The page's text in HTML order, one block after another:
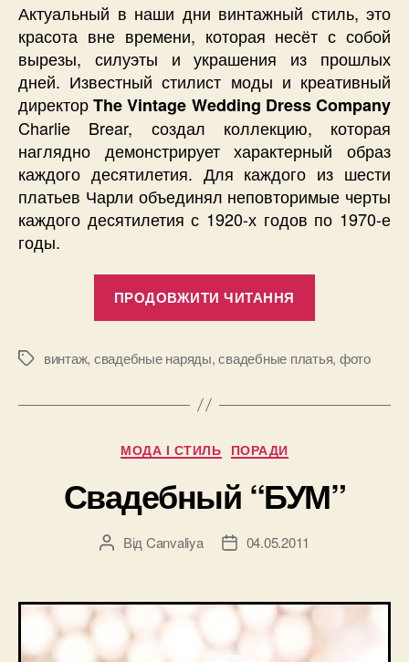
Актуальный в наши дни винтажный стиль, это
красота вне времени, которая несёт с собой
вырезы, силуэты и украшения из прошлых
дней. Известный стилист моды и креативный
директорThe Vintage Wedding Dress Company
Charlie Brear, создал коллекцию, которая
наглядно демонстрирует характерный образ
каждого десятилетия. Для каждого из шести
платьев Чарли объединял неповторимые черты
каждого десятилетия с 1920-х годов по 1970-е
годы.
ПРОДОВЖИТИ ЧИТАННЯ
от
х
х”
Позначки
винтаж, свадебные наряды,свадебные платья, фото
Категорії
МОДА І СТИЛЬ ПОРАДИ
Свадебный “БУМ”
Автор
ВідCanvaliya
Дата04.05.2011